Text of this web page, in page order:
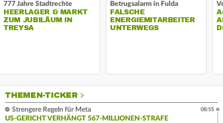
777 Jahre Stadtrechte
HEERLAGER & MARKT
ZUM JUBILÄUM IN
TREYSA
Betrugsalarm in Fulda
FALSCHE
ENERGIEMITARBEITER
UNTERWEGS
THEMEN-TICKER
Strengere Regeln für Meta
US-GERICHT VERHÄNGT 567-MILLIONEN-STRAFE
08:55